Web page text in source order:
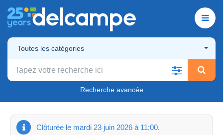
Toutes les catégories
Recherche avancée
Clôturée le mardi 23 juin 2026 à 11:00.